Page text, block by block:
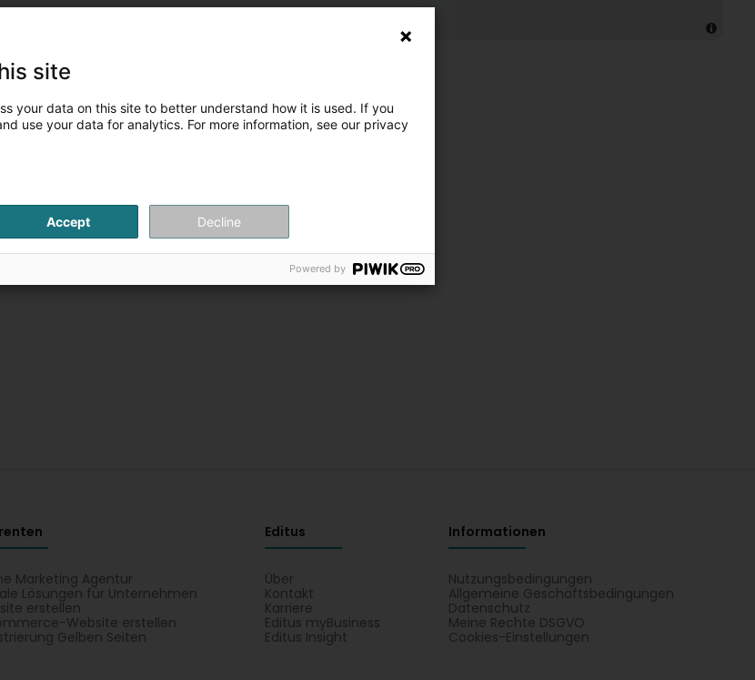
Marketing Agentur
Lösungen für Unternehmen
erstellen
Website erstellen
Gelben Seiten
Editus
Über
Kontakt
Karriere
Editus myBusiness
Editus Insight
Informationen
Nutzungsbedingungen
Allgemeine Geschäftsbedingungen
Datenschutz
Meine Rechte DSGVO
Cookies-Einstellungen
site
your data on this site to better understand how it is used. If you
use your data for analytics. For more information, see our privacy
Accept Decline
Powered by